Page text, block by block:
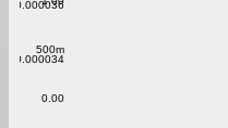
0.000034
0.000036
0.00
500m